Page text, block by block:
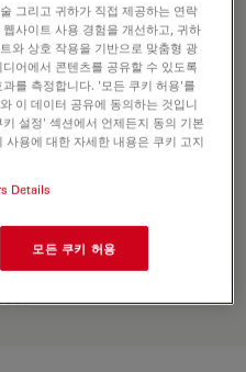
PL FLUOTAR L
the perfect solution. Explore
Finder, compare
and find the best fit for
그리고 귀하가 직접 제공하는 연락
사이트 사용 경험을 개선하고, 귀하
와 상호 작용을 기반으로 맞춤형 광
어에서 콘텐츠를 공유할 수 있도록
를 측정합니다. '모든 쿠키 허용'를
이 데이터 공유에 동의하는 것입니
설정' 섹션에서 언제든지 동의 기본
용에 대한 자세한 내용은 쿠키 고지
Details
모든 쿠키 허용